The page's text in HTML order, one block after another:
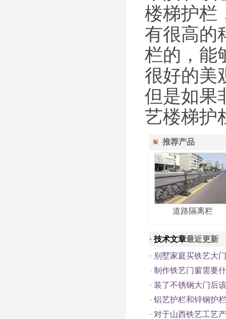
楼梯护栏
有很高的
栏的，能
很好的美
但是如果
艺楼梯护
推荐产品
道路隔离栏
· 技术文章最近更新
· 别墅家庭买铁艺大
· 制作铁艺门窗需要
· 装了不锈钢大门后
· 铝艺护栏和锌钢护
· 对于山西铁艺工艺